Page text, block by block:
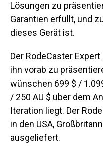
Lösungen zu
Garantien erfüllt, und
dieses Gerät ist.
Der RodeCaster
ihn vorab zu
wünschen 699 $ /
/ 250 AU $ über dem
Iteration liegt. Der
in den USA,
ausgeliefert.